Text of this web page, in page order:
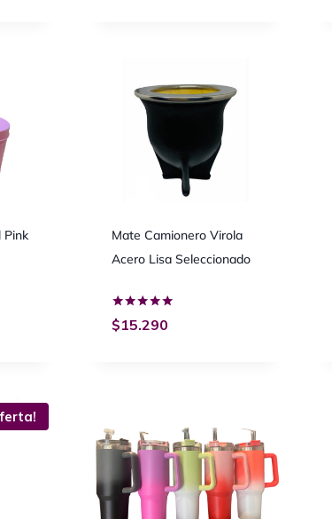
Pink
Mate Camionero Virola
Acero Lisa Seleccionado
Valorado
con
$15.290